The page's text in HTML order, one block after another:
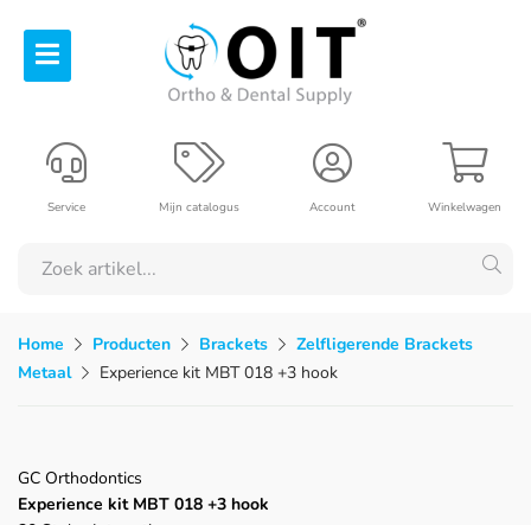
Winkelwagen
Account
Mijn catalogus
Service
Home Producten Brackets
Zelfligerende Brackets
Metaal
Experience kit MBT 018 +3 hook
GC Orthodontics
Experience kit MBT 018 +3 hook